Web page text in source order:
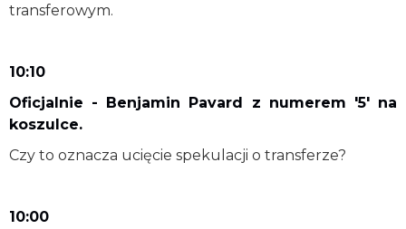
transferowym.
10:10
Oficjalnie - Benjamin Pavard z numerem '5' na
koszulce.
Czy to oznacza ucięcie spekulacji o transferze?
10:00